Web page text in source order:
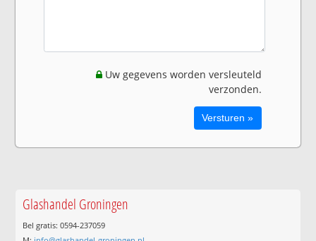
Uw gegevens worden versleuteld
verzonden.
Glashandel Groningen
Bel gratis: 0594-237059